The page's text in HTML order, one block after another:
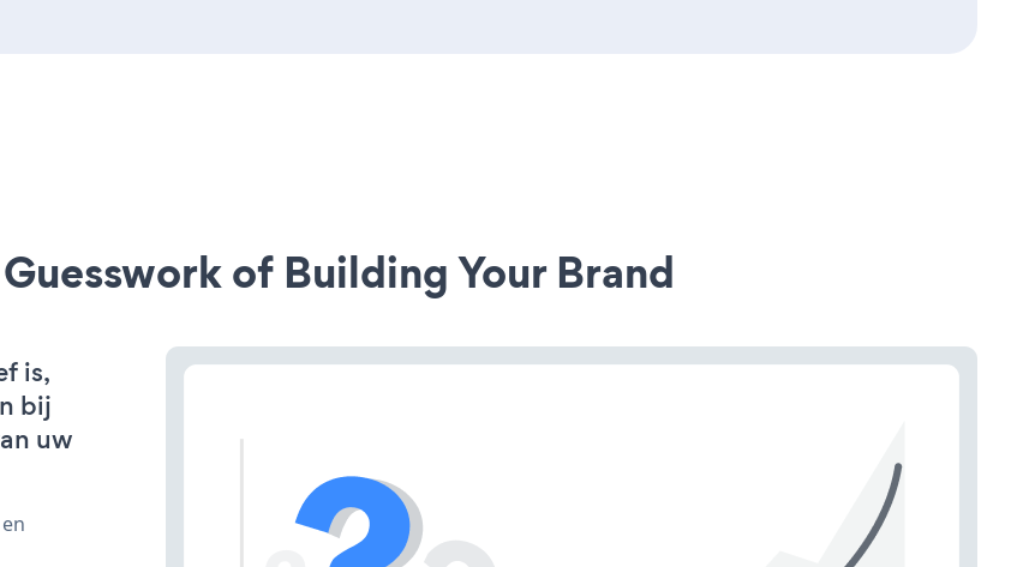
of Building Your Brand
is,
bij
uw